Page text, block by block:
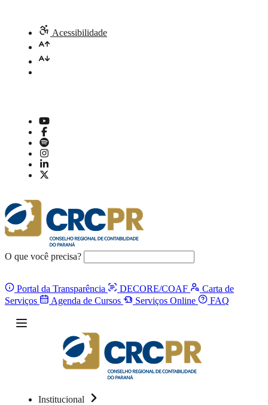
Acessibilidade
O que você precisa?
Portal da Transparência DECORE/COAF
Carta de
Serviços
Agenda de Cursos Serviços Online FAQ
Institucional